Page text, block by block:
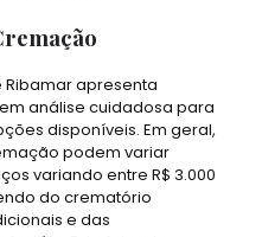
Ribamar apresenta
análise cuidadosa para
disponíveis. Em geral,
podem variar
variando entre R$ 3.000
do crematório
e das